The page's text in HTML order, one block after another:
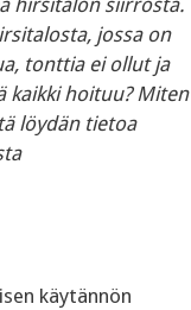
jossa on
tonttia ei ollut ja
kaikki hoituu? Miten
löydän tietoa
käytännön